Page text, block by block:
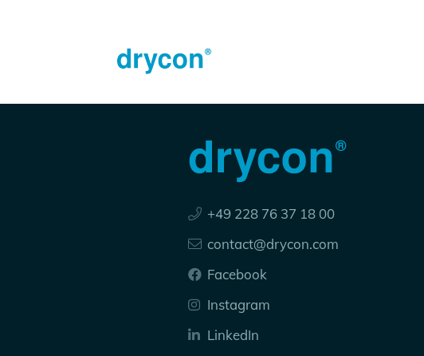
+49 228 76 37 18 00
contact@drycon.com
Facebook
Instagram
LinkedIn